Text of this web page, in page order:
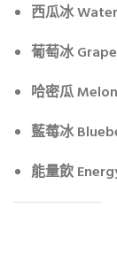
西瓜冰
葡萄冰
哈密瓜 Melon
藍莓冰
能量飲